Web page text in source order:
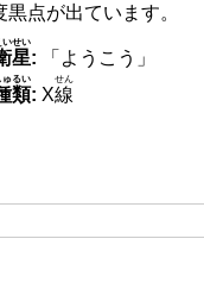
黒点が出ています。
星
いせい
:
「ようこう」
類
ゅるい
: X線
せん